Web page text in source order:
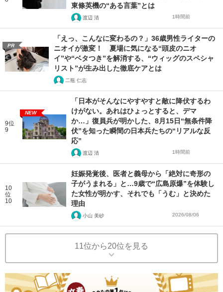
東條英機の“ある言葉”とは
渡辺 清 1時間前
PR
「えっ、こんなに変わるの？」36歳男性ライターの
ニオイが激変！ 夏場に気になる“頭皮のニオ
イ”や“ベタつき”を解消する、“ウィッグのスペシャ
リスト”が生み出した徹底ケアとは
二瓶 仁志
9位
9
NEW
「日本がそんなにやすやすと敵に降伏するわ
けがない。あれはひょっとすると、デマ
か…」復員兵が明かした、8月15日“無条件降
伏”を知った瞬間の日本兵たちの“リアルな反
応”
渡辺 清 1時間前
10
位
10
妊娠発覚後、医者と義母から「絶対に奇形の
子がうまれる」と…9歳で“広島原爆”を体験し
た女性が明かす、それでも「うむ」と決めた
理由
小山 美砂 2026/08/06
11位から20位を見る